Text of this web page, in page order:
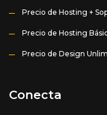
Precio de Hosting +
Precio de Hosting
Precio de Design
Conecta